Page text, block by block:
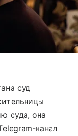
суд
суда, она
канал